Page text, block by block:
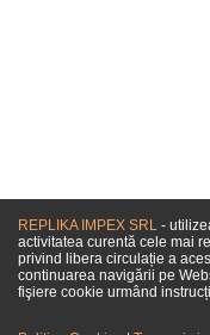
REPLIKA IMPEX SRL -
activitatea curentă cele mai
privind libera circulație a
continuarea navigării pe
fişiere cookie urmând